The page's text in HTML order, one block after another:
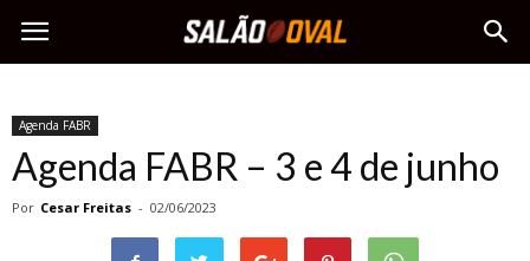
Agenda FABR
Agenda FABR – 3 e 4 de junho
Por Cesar Freitas - 02/06/2023